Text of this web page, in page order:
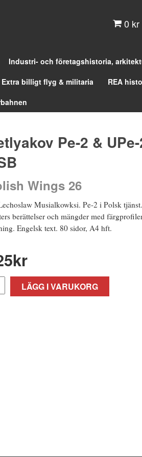
0 kr
Industri- och företagshistoria,
Extra billigt flyg & militaria
REA
Pe-2 &
Wings 26
Musialkowksi. Pe-2 i Polsk
berättelser och mängder med
Engelsk text. 80 sidor, A4 hft.
kr
LÄGG I VARUKORG